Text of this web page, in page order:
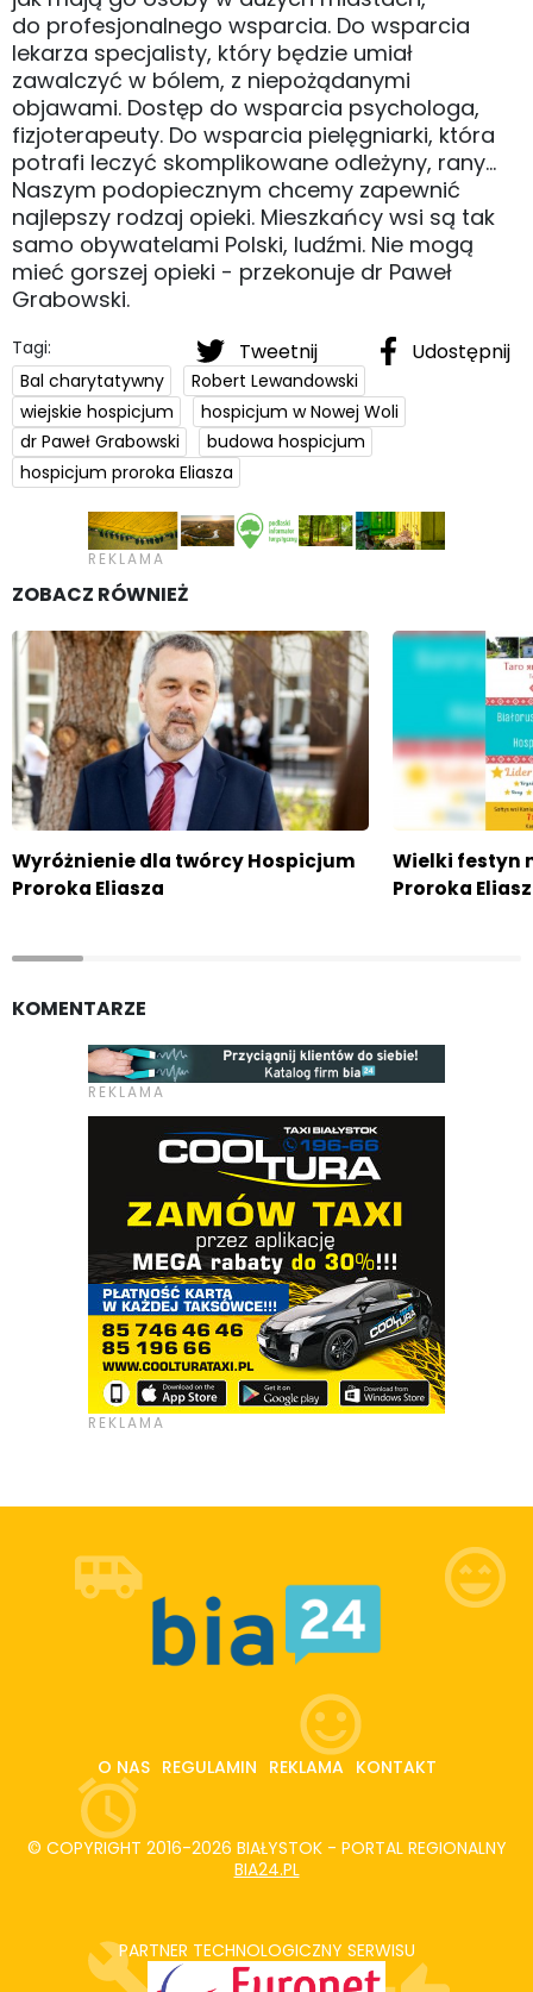
do profesjonalnego wsparcia. Do wsparcia
lekarza specjalisty, który będzie umiał
zawalczyć w bólem, z niepożądanymi
objawami. Dostęp do wsparcia psychologa,
fizjoterapeuty. Do wsparcia pielęgniarki, która
potrafi leczyć skomplikowane odleżyny, rany...
Naszym podopiecznym chcemy zapewnić
najlepszy rodzaj opieki. Mieszkańcy wsi są tak
samo obywatelami Polski, ludźmi. Nie mogą
mieć gorszej opieki - przekonuje dr Paweł
Grabowski.
Tweetnij Udostępnij
Tagi:
Bal charytatywny
Robert Lewandowski
wiejskie hospicjum
hospicjum w Nowej Woli
dr Paweł Grabowski
budowa hospicjum
hospicjum proroka Eliasza
ZOBACZ RÓWNIEŻ
Wyróżnienie dla twórcy Hospicjum
Proroka Eliasza
Wielki festyn
Proroka
KOMENTARZE
O NAS REGULAMIN REKLAMA KONTAKT
© COPYRIGHT 2016-2026 BIAŁYSTOK - PORTAL REGIONALNY
BIA24.PL
PARTNER TECHNOLOGICZNY SERWISU